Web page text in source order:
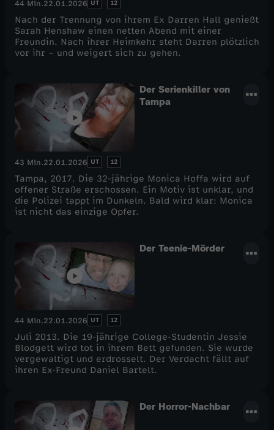
44 Min.22.01.2026 UT 12
Nach der Trennung von ihrem Ex Darren Hall genießt
Sarah Henshaw einen netten Abend mit einer
Freundin. Nach ihrer Heimkehr steht Darren plötzlich
vor ihr – und weigert sich zu gehen.
Der Serienkiller von
Tampa
43 Min.22.01.2026 UT 12
Tampa, 2017. Die 32-jährige Monica Hoffa wird auf
offener Straße erschossen. Ein Motiv ist unklar, und
die Polizei tappt im Dunkeln. Bald wird klar: Monica
ist nicht das einzige Opfer.
Der Teenie-Mörder
44 Min.22.01.2026 UT 12
Juli 2013. Die 19-jährige College-Studentin Jessie
Blodgett wird tot in ihrem Bett gefunden. Sie wurde
vergewaltigt und erdrosselt. Der Verdacht fällt auf
ihren Ex-Freund Daniel Bartelt.
Der Horror-Nachbar